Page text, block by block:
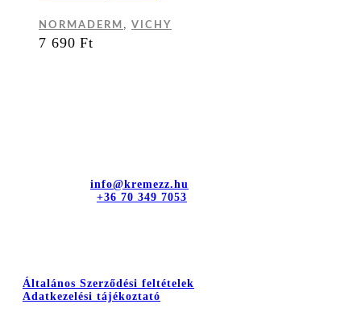
NORMADERM , VICHY
7 690Ft
info@kremezz.hu
+36 70 349 7053
Általános Szerződési feltételek
Adatkezelési tájékoztató